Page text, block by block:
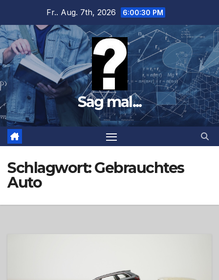
springen
Fr.. Aug. 7th, 2026 6:00:32 PM
Sag mal...
Schlagwort:Gebrauchtes
Auto